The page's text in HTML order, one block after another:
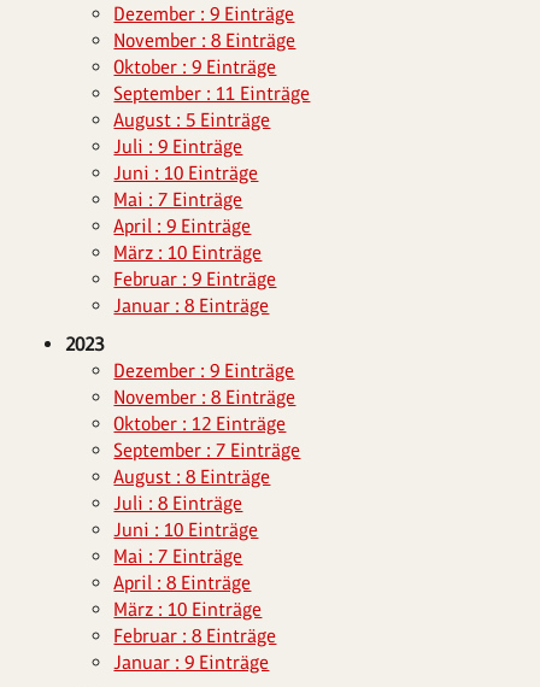
Dezember : 9 Einträge
November : 8 Einträge
Oktober : 9 Einträge
September : 11 Einträge
August : 5 Einträge
Juli : 9 Einträge
Juni : 10 Einträge
Mai : 7 Einträge
April : 9 Einträge
März : 10 Einträge
Februar : 9 Einträge
Januar : 8 Einträge
2023
Dezember : 9 Einträge
November : 8 Einträge
Oktober : 12 Einträge
September : 7 Einträge
August : 8 Einträge
Juli : 8 Einträge
Juni : 10 Einträge
Mai : 7 Einträge
April : 8 Einträge
März : 10 Einträge
Februar : 8 Einträge
Januar : 9 Einträge